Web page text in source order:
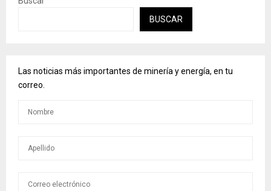
BUSCAR
Las noticias más importantes de minería y energía, en tu
correo.